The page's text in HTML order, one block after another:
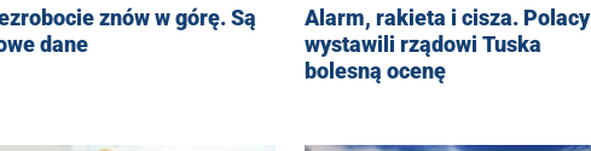
znów w górę. Są
dane
Alarm, rakieta i cisza. Polacy
wystawili rządowi Tuska
bolesną ocenę